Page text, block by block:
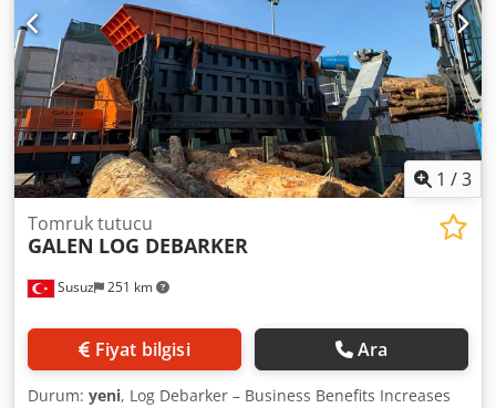
1 /3
Susuz 251 km
Tomruk tutucu
GALEN LOG DEBARKER
Fiyat bilgisi Ara
Durum: yeni, Log Debarker – Business Benefits Increases